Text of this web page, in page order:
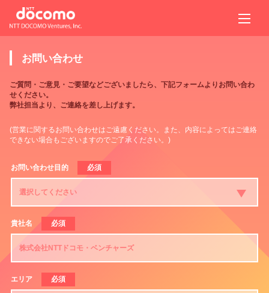
お問い合わせ
ご質問・ご意見・ご要望などございましたら、下記フォームよりお問い合わ
せください。
弊社担当より、ご連絡を差し上げます。
(営業に関するお問い合わせはご遠慮ください。また、内容によってはご連絡
できない場合もございますのでご了承ください。)
お問い合わせ目的 必須
貴社名 必須
エリア 必須